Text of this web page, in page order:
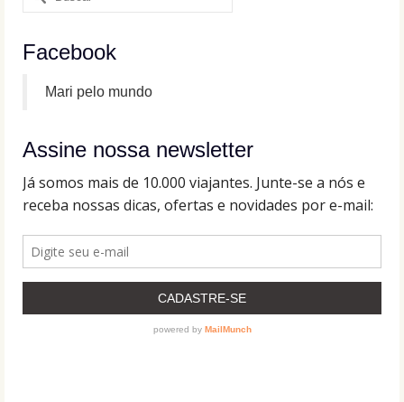
por:
Facebook
Mari pelo mundo
Assine nossa newsletter